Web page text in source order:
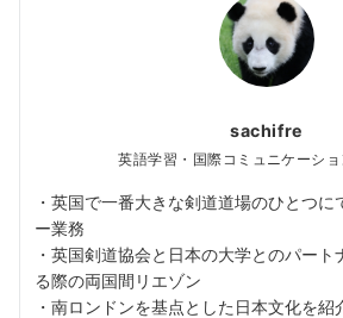
sachifre
英語学習・国際コミュニケーシ
・英国で一番大きな剣道道場のひとつに
ー業務
・英国剣道協会と日本の大学とのパート
る際の両国間リエゾン
・南ロンドンを基点とした日本文化を紹